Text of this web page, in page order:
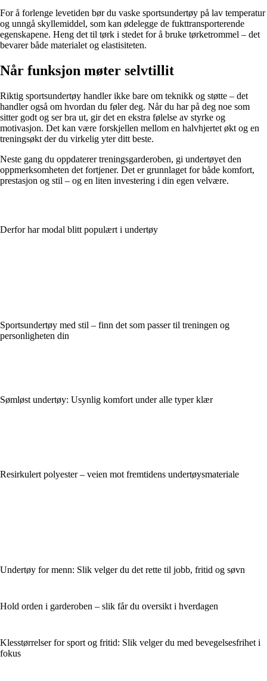
For å forlenge levetiden bør du vaske sportsundertøy på lav temperatur
og unngå skyllemiddel, som kan ødelegge de fukttransporterende
egenskapene. Heng det til tørk i stedet for å bruke tørketrommel – det
bevarer både materialet og elastisiteten.
Når funksjon møter selvtillit
Riktig sportsundertøy handler ikke bare om teknikk og støtte – det
handler også om hvordan du føler deg. Når du har på deg noe som
sitter godt og ser bra ut, gir det en ekstra følelse av styrke og
motivasjon. Det kan være forskjellen mellom en halvhjertet økt og en
treningsøkt der du virkelig yter ditt beste.
Neste gang du oppdaterer treningsgarderoben, gi undertøyet den
oppmerksomheten det fortjener. Det er grunnlaget for både komfort,
prestasjon og stil – og en liten investering i din egen velvære.
Derfor har modal blitt populært i undertøy
Sportsundertøy med stil – finn det som passer til treningen og
personligheten din
Sømløst undertøy: Usynlig komfort under alle typer klær
Resirkulert polyester – veien mot fremtidens undertøysmateriale
Undertøy for menn: Slik velger du det rette til jobb, fritid og søvn
Hold orden i garderoben – slik får du oversikt i hverdagen
Klesstørrelser for sport og fritid: Slik velger du med bevegelsesfrihet i
fokus